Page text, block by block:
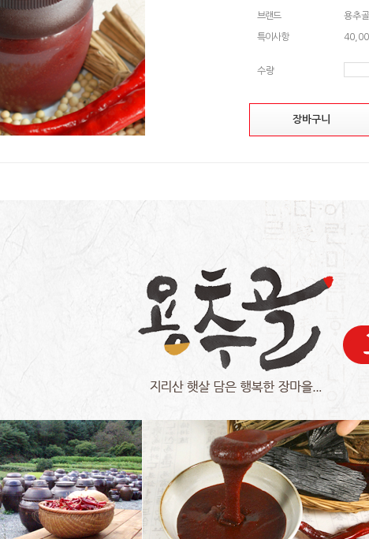
브랜드 용추골
특이사항
수량
장바구니